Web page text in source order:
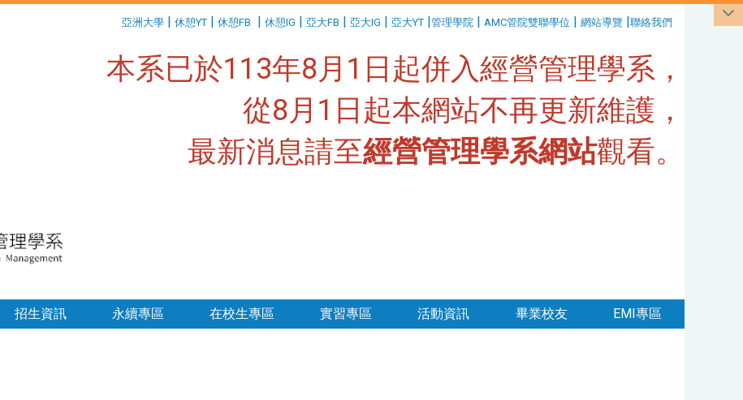
亞洲大學 | 休憩YT | 休憩FB | 休憩IG | 亞大FB | 亞大IG | 亞大YT |管理學院 | AMC管院雙聯學位 | 網站導覽 |聯絡我們
本系已於113年8月1日起併入經營管理學系，
從8月1日起本網站不再更新維護，
最新消息請至經營管理學系網站觀看。
招生資訊 永續專區 在校生專區 實習專區 活動資訊 畢業校友 EMI專區